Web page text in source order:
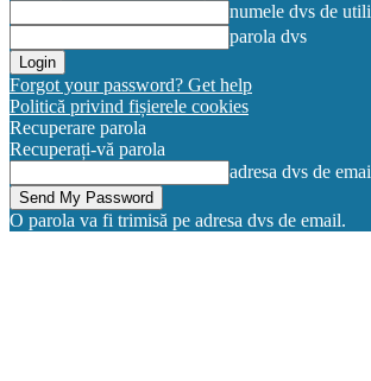
numele dvs de
parola dvs
Forgot your password? Get help
Politică privind fișierele cookies
Recuperare parola
Recuperați-vă parola
adresa dvs de
O parola va fi trimisă pe adresa dvs de email.